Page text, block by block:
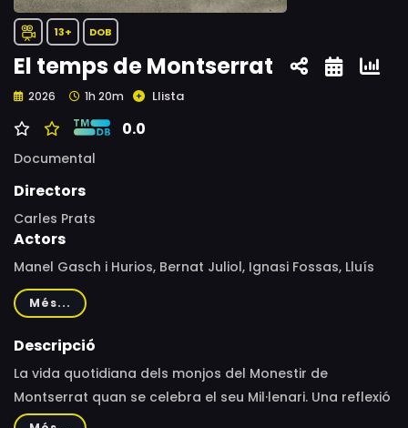
13+ DOB
El temps de Montserrat
2026 1h 20m Llista
0.0
Documental
Directors
Carles Prats
Actors
Manel Gasch i Hurios, Bernat Juliol, Ignasi Fossas, Lluís
Juanós, Joan Maria Mayol
Més...
Descripció
La vida quotidiana dels monjos del Monestir de
Montserrat quan se celebra el seu Mil·lenari. Una reflexió
sobre el pas del temps en una comunitat benedictina